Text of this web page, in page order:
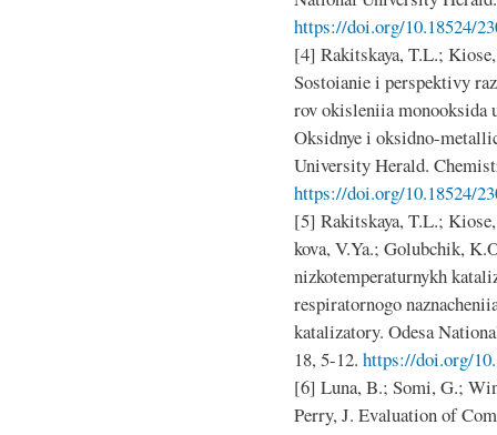
https://doi.org/10.18524/
[4] Rakitskaya, T.L.;
Sostoianie i perspektivy
rov okisleniia monooksida
Oksidnye i oksidno-
University Herald.
https://doi.org/10.18524/
[5] Rakitskaya, T.L.;
kova, V.Ya.; Golubchik,
nizkotemperaturnykh
respiratornogo
katalizatory. Odesa
18, 5-12. https://doi.org/
[6] Luna, B.; Somi, G.;
Perry, J. Evaluation of